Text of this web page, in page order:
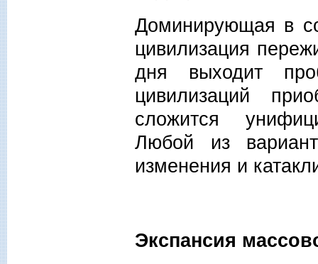
Доминирующая в
цивилизация
дня выходит
цивилизаций
сложится
Любой из
изменения и
Экспансия